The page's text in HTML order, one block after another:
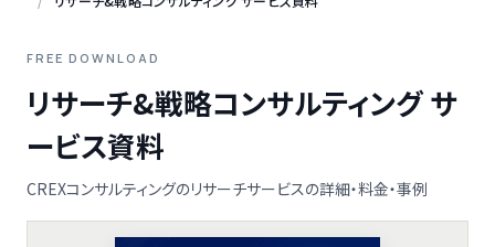
FREE DOWNLOAD
リサーチ&戦略コンサルティング サ
ービス資料
CREXコンサルティングのリサーチサービスの詳細・料金・事例